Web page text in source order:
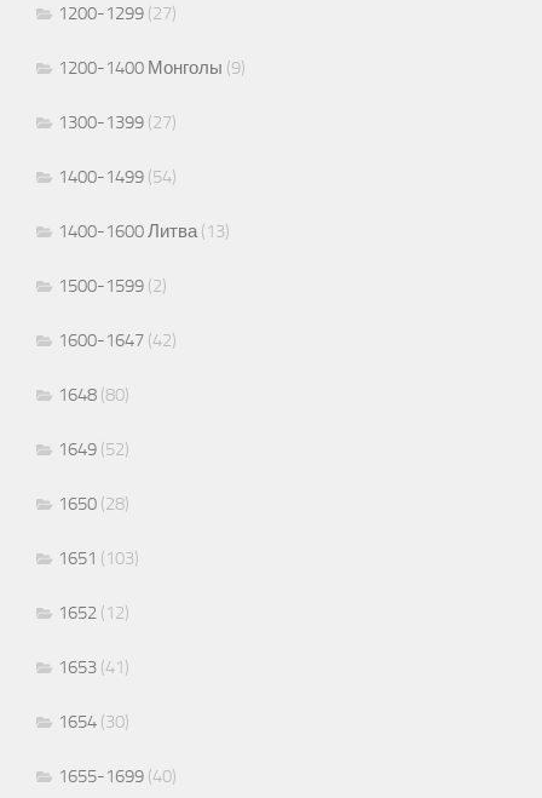
1200-1299 (27)
1200-1400 Монголы (9)
1300-1399 (27)
1400-1499 (54)
1400-1600 Литва(13)
1500-1599 (2)
1600-1647 (42)
1648 (80)
1649 (52)
1650 (28)
1651 (103)
1652 (12)
1653 (41)
1654 (30)
1655-1699 (40)